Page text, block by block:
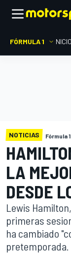
FÓRMULA 1 INICIO
NOTICIAS Fórmula 1
LA
DESDE
Lewis
primeras
ha cambiado
pretemporada.